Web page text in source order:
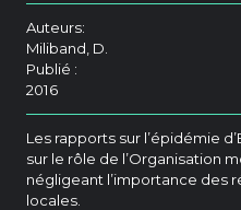
Auteurs:
Miliband, D.
Publié :
2016
Les rapports sur l’épidémie
sur le rôle de l’Organisation
négligeant l’importance des
locales.